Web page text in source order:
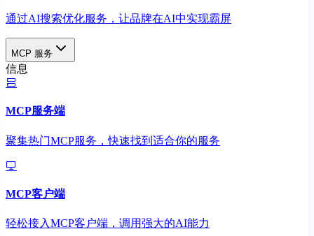
通过AI搜索优化服务，让品牌在AI中实现霸屏
MCP 服务
信息
MCP服务端
聚集热门MCP服务，快速找到适合你的服务
MCP客户端
轻松接入MCP客户端，调用强大的AI能力